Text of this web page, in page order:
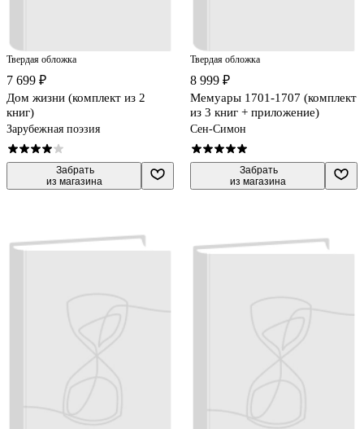
Твердая обложка
7 699 ₽
Дом жизни (комплект из 2
книг)
Зарубежная поэзия
Забрать
из магазина
Твердая обложка
8 999 ₽
Мемуары 1701-1707 (комплект
из 3 книг + приложение)
Сен-Симон
Забрать
из магазина